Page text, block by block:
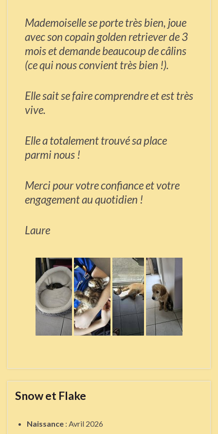
Mademoiselle se porte très bien, joue
avec son copain golden retriever de 3
mois et demande beaucoup de câlins
(ce qui nous convient très bien !).
Elle sait se faire comprendre et est très
vive.
Elle a totalement trouvé sa place
parmi nous !
Merci pour votre confiance et votre
engagement au quotidien !
Laure
Snow et Flake
Naissance : Avril 2026